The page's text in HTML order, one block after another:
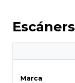
Escáners
Marca